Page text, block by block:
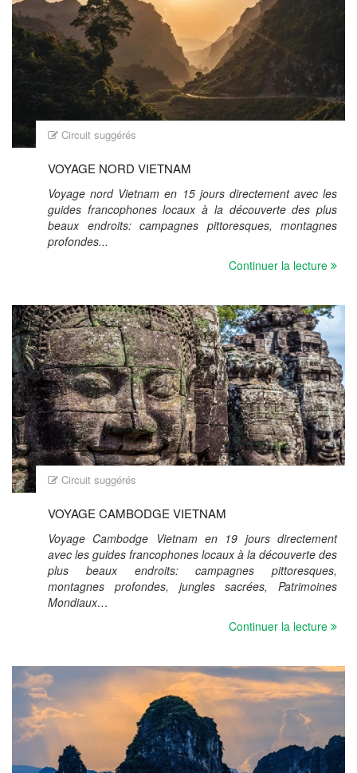
Circuit suggérés
VOYAGE NORD VIETNAM
Voyage nord Vietnam en 15 jours directement avec les
guides francophones locaux à la découverte des plus
beaux endroits: campagnes pittoresques, montagnes
profondes...
Continuer la lecture
Circuit suggérés
VOYAGE CAMBODGE VIETNAM
Voyage Cambodge Vietnam en 19 jours directement
avec les guides francophones locaux à la découverte des
plus beaux endroits: campagnes pittoresques,
montagnes profondes, jungles sacrées, Patrimoines
Mondiaux…
Continuer la lecture